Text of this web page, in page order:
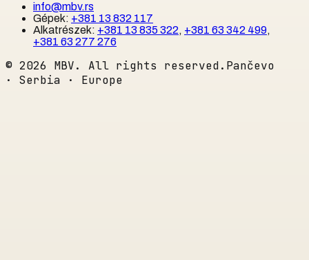
info@mbv.rs
Gépek: +381 13 832 117
Alkatrészek: +381 13 835 322, +381 63 342 499,
+381 63 277 276
© 2026 MBV. All rights reserved. Pančevo
· Serbia · Europe